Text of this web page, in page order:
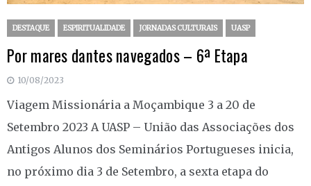
DESTAQUE ESPIRITUALIDADE JORNADAS CULTURAIS UASP
Por mares dantes navegados – 6ª Etapa
10/08/2023
Viagem Missionária a Moçambique 3 a 20 de
Setembro 2023 A UASP – União das Associações dos
Antigos Alunos dos Seminários Portugueses inicia,
no próximo dia 3 de Setembro, a sexta etapa do